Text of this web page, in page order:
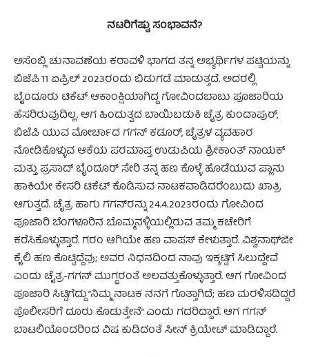
ನಟರಿಗೆಷ್ಟು ಸಂಭಾವನೆ?
ಅಸೆಂಬ್ಲಿ ಚುನಾವಣೆಯ ಕರಾವಳಿ ಭಾಗದ ತನ್ನ ಅಭ್ಯರ್ಥಿಗಳ ಪಟ್ಟಿಯನ್ನು
ಬಿಜೆಪಿ 11 ಏಪ್ರಿಲ್ 2023ರಂದು ಬಿಡುಗಡೆ ಮಾಡುತ್ತದೆ. ಅದರಲ್ಲಿ
ಬೈಂದೂರು ಟಿಕೆಟ್ ಆಕಾಂಕ್ಷಿಯಾಗಿದ್ದ ಗೋವಿಂದಬಾಬು ಪೂಜಾರಿಯ
ಹೆಸರಿರುವುದಿಲ್ಲ. ಆಗ ಹಿಂದುತ್ವದ ಬಾಯಿಬಡುಕಿ ಚೈತ್ರ ಕುಂದಾಪುರ್,
ಬಿಜೆಪಿ ಯುವ ಮೋರ್ಚಾದ ಗಗನ್ ಕಡೂರ್, ಚೈತ್ರಳ ವ್ಯವಹಾರ
ನೋಡಿಕೊಳ್ಳುವ ಆಕೆಯ ಪರಮಾಪ್ತ ಉಡುಪಿಯ ಶ್ರೀಕಾಂತ್ ನಾಯಕ್
ಮತ್ತು ಪ್ರಸಾದ್ ಬೈಂದೂರ್ ಸೇರಿ ತನ್ನ ಹಣ ಕೊಳ್ಳೆ ಹೊಡೆಯುವ ಪ್ಲಾನು
ಹಾಕಿಯೇ ಕೇಸರಿ ಟಿಕೆಟ್ ಕೊಡಿಸುವ ನಾಟಕವಾಡಿದರೆಂಬುದು ಖಾತ್ರಿ
ಆಗುತ್ತದೆ. ಚೈತ್ರ ಹಾಗು ಗಗನ್‌ರನ್ನು 24.4.2023ರಂದು ಗೋವಿಂದ
ಪೂಜಾರಿ ಬೆಂಗಳೂರಿನ ಬೊಮ್ಮನಳ್ಳಿಯಲ್ಲಿರುವ ತಮ್ಮ ಕಚೇರಿಗೆ
ಕರೆಸಿಕೊಳ್ಳುತ್ತಾರೆ. ಗರಂ ಆಗಿಯೇ ಹಣ ವಾಪಸ್ ಕೇಳುತ್ತಾರೆ. ವಿಶ್ವನಾಥ್‌ಜೀ
ಕೈಲಿ ಹಣ ಕೊಟ್ಟಿದ್ದೆವು; ಅವರ ನಿಧನದಿಂದ ನಾವು ಇಕ್ಕಟ್ಟಿಗೆ ಸಿಲುದ್ದೇವೆ
ಎಂದು ಚೈತ್ರ-ಗಗನ್ ಮುಗ್ಧರಂತೆ ಅಲವತ್ತುಕೊಳ್ಳುತ್ತಾರೆ. ಆಗ ಗೋವಿಂದ
ಪೂಜಾರಿ ಸಿಟ್ಟಿಗೆದ್ದು “ನಿಮ್ಮ ನಾಟಕ ನನಗೆ ಗೊತ್ತಾಗಿದೆ; ಹಣ ಮರಳಿಸದಿದ್ದರೆ
ಪೊಲೀಸರಿಗೆ ದೂರು ಕೊಡುತ್ತೇನೆ” ಎಂದು ಗದರಿದ್ದಾರೆ. ಆಗ ಗಗನ್
ಬಾಟಲಿಯೊಂದರಿಂದ ವಿಷ ಕುಡಿದಂತೆ ಸೀನ್ ಕ್ರಿಯೇಟ್ ಮಾಡಿದ್ದಾರೆ.